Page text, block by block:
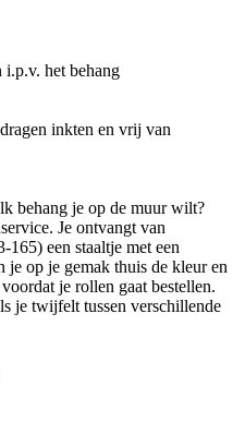
het behang
inkten en vrij van
behang je op de muur wilt?
Je ontvangt van
een staaltje met een
op je gemak thuis de kleur en
je rollen gaat bestellen.
je twijfelt tussen verschillende